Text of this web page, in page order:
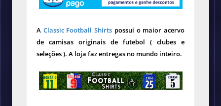
A Classic Football Shirts possui o maior acervo
de camisas originais de futebol ( clubes e
seleções ). A loja faz entregas no mundo inteiro.